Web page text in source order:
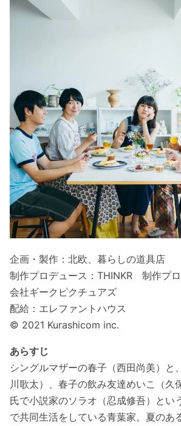
企画・製作：北欧、暮らしの道具店
制作プロデュース：THINKR 制作プ
会社ギークピクチュアズ
配給：エレファントハウス
© 2021 Kurashicom inc.
あらすじ
シングルマザーの春子（西田尚美）と
川歌太）、春子の飲み友達めいこ（久
氏で小説家のソラオ（忍成修吾）とい
で共同生活をしている青葉家。夏のあ